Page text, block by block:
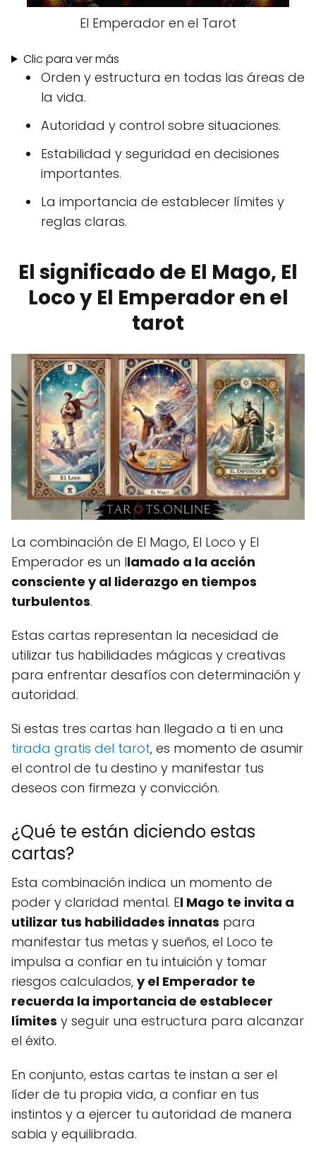
El Emperador en el Tarot
Clic para ver más
Orden y estructura en todas las áreas de
la vida.
Autoridad y control sobre situaciones.
Estabilidad y seguridad en decisiones
importantes.
La importancia de establecer límites y
reglas claras.
El significado de El Mago, El
Loco y El Emperador en el
tarot
La combinación de El Mago, El Loco y El
Emperador es un llamado a la acción
consciente y al liderazgo en tiempos
turbulentos.
Estas cartas representan la necesidad de
utilizar tus habilidades mágicas y creativas
para enfrentar desafíos con determinación y
autoridad.
Si estas tres cartas han llegado a ti en una
tirada gratis del tarot, es momento de asumir
el control de tu destino y manifestar tus
deseos con firmeza y convicción.
¿Qué te están diciendo estas
cartas?
Esta combinación indica un momento de
poder y claridad mental. El Mago te invita a
utilizar tus habilidades innatas para
manifestar tus metas y sueños, el Loco te
impulsa a confiar en tu intuición y tomar
riesgos calculados, y el Emperador te
recuerda la importancia de establecer
límites y seguir una estructura para alcanzar
el éxito.
En conjunto, estas cartas te instan a ser el
líder de tu propia vida, a confiar en tus
instintos y a ejercer tu autoridad de manera
sabia y equilibrada.